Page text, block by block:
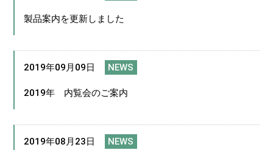
製品案内を更新しました
2019年09月09日 NEWS
2019年 内覧会のご案内
2019年08月23日 NEWS